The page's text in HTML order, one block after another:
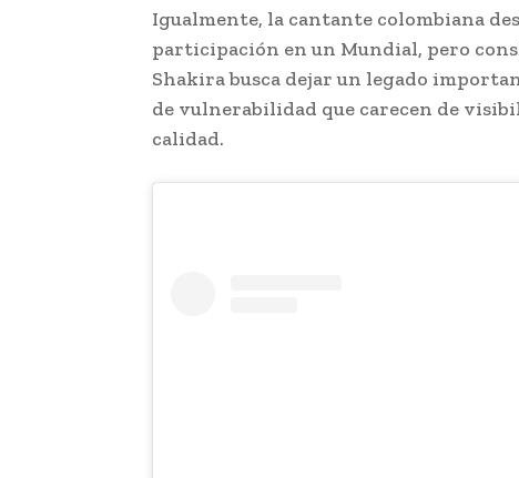
Igualmente, la cantante colombiana
participación en un Mundial, pero
Shakira busca dejar un legado
de vulnerabilidad que carecen de
calidad.